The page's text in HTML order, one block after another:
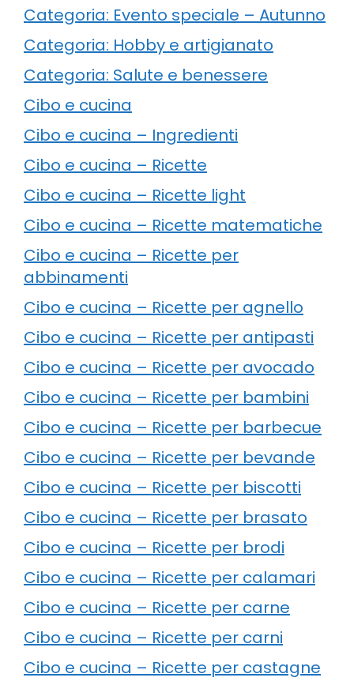
Categoria: Evento speciale – Autunno
Categoria: Hobby e artigianato
Categoria: Salute e benessere
Cibo e cucina
Cibo e cucina – Ingredienti
Cibo e cucina – Ricette
Cibo e cucina – Ricette light
Cibo e cucina – Ricette matematiche
Cibo e cucina – Ricette per
abbinamenti
Cibo e cucina – Ricette per agnello
Cibo e cucina – Ricette per antipasti
Cibo e cucina – Ricette per avocado
Cibo e cucina – Ricette per bambini
Cibo e cucina – Ricette per barbecue
Cibo e cucina – Ricette per bevande
Cibo e cucina – Ricette per biscotti
Cibo e cucina – Ricette per brasato
Cibo e cucina – Ricette per brodi
Cibo e cucina – Ricette per calamari
Cibo e cucina – Ricette per carne
Cibo e cucina – Ricette per carni
Cibo e cucina – Ricette per castagne